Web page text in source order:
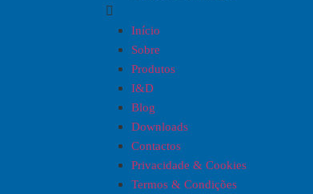
Início
Sobre
Produtos
I&D
Blog
Downloads
Contactos
Privacidade & Cookies
Termos & Condições